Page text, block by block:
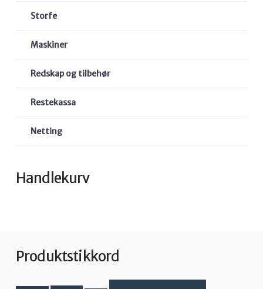
Storfe
Maskiner
Redskap og tilbehør
Restekassa
Netting
Handlekurv
Produktstikkord